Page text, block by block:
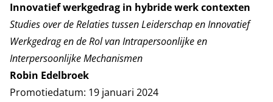
Innovatief werkgedrag in hybride werk contexten
Studies over de Relaties tussen Leiderschap en Innovatief
Werkgedrag en de Rol van Intrapersoonlijke en
Interpersoonlijke Mechanismen
Robin Edelbroek
Promotiedatum: 19 januari 2024